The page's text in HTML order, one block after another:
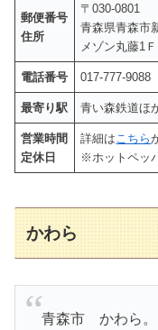
郵便番号
住所
〒030-0801
青森県青森市
メゾン丸藤1Ｆ
電話番号 017-777-9088
最寄り駅 青い森鉄道ほ
営業時間
定休日
詳細は こちら
※ホットペッ
かわら
青森市 かわら。